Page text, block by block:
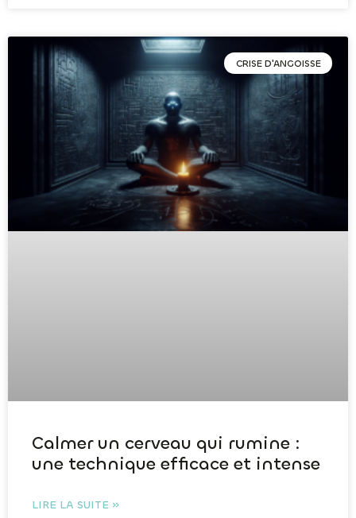
CRISE D'ANGOISSE
Calmer un cerveau qui rumine :
une technique efficace et intense
LIRE LA SUITE »